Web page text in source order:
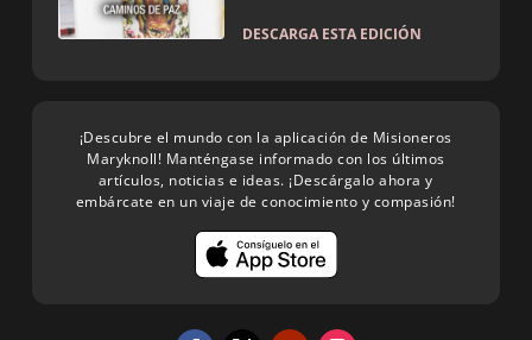
DESCARGA ESTA EDICIÓN
¡Descubre el mundo con la aplicación de Misioneros
Maryknoll! Manténgase informado con los últimos
artículos, noticias e ideas. ¡Descárgalo ahora y
embárcate en un viaje de conocimiento y compasión!